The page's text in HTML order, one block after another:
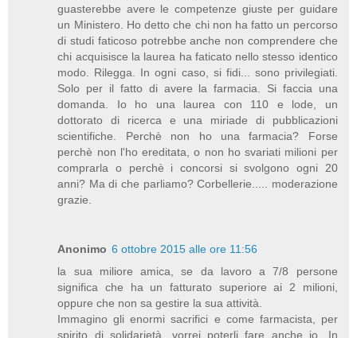
guasterebbe avere le competenze giuste per guidare
un Ministero. Ho detto che chi non ha fatto un percorso
di studi faticoso potrebbe anche non comprendere che
chi acquisisce la laurea ha faticato nello stesso identico
modo. Rilegga. In ogni caso, si fidi... sono privilegiati.
Solo per il fatto di avere la farmacia. Si faccia una
domanda. Io ho una laurea con 110 e lode, un
dottorato di ricerca e una miriade di pubblicazioni
scientifiche. Perchè non ho una farmacia? Forse
perchè non l'ho ereditata, o non ho svariati milioni per
comprarla o perchè i concorsi si svolgono ogni 20
anni? Ma di che parliamo? Corbellerie..... moderazione
grazie.
Anonimo 6 ottobre 2015 alle ore 11:56
la sua miliore amica, se da lavoro a 7/8 persone
significa che ha un fatturato superiore ai 2 milioni,
oppure che non sa gestire la sua attività.
Immagino gli enormi sacrifici e come farmacista, per
spirito di solidarietà, vorrei poterli fare anche io. In